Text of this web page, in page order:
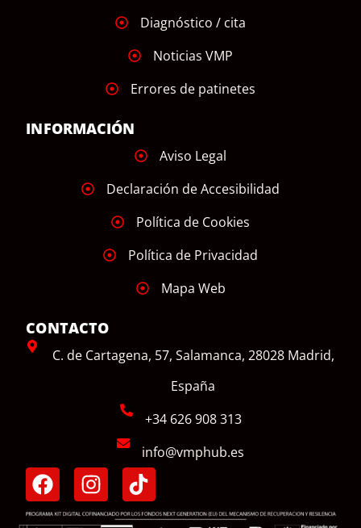
Diagnóstico / cita
Noticias VMP
Errores de patinetes
INFORMACIÓN
Aviso Legal
Declaración de Accesibilidad
Política de Cookies
Política de Privacidad
Mapa Web
CONTACTO
C. de Cartagena, 57, Salamanca, 28028 Madrid,
España
+34 626 908 313
info@vmphub.es